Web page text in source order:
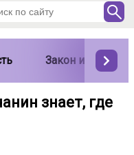
Закон и порядок
знает, где